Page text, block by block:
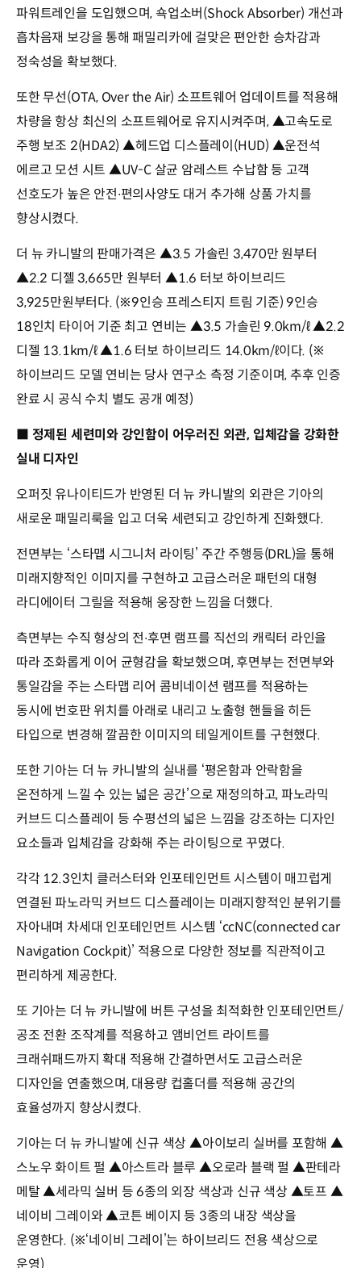
파워트레인을 도입했으며, 쇽업소버(Shock Absorber) 개선과
흡차음재 보강을 통해 패밀리카에 걸맞은 편안한 승차감과
정숙성을 확보했다.
또한 무선(OTA, Over the Air) 소프트웨어 업데이트를 적용해
차량을 항상 최신의 소프트웨어로 유지시켜주며, ▲고속도로
주행 보조 2(HDA2) ▲헤드업 디스플레이(HUD) ▲운전석
에르고 모션 시트 ▲UV-C 살균 암레스트 수납함 등 고객
선호도가 높은 안전∙편의사양도 대거 추가해 상품 가치를
향상시켰다.
더 뉴 카니발의 판매가격은 ▲3.5 가솔린 3,470만 원부터
▲2.2 디젤 3,665만 원부터 ▲1.6 터보 하이브리드
3,925만원부터다. (※9인승 프레스티지 트림 기준) 9인승
18인치 타이어 기준 최고 연비는 ▲3.5 가솔린 9.0km/ℓ ▲2.2
디젤 13.1km/ℓ ▲1.6 터보 하이브리드 14.0km/ℓ이다. (※
하이브리드 모델 연비는 당사 연구소 측정 기준이며, 추후 인증
완료 시 공식 수치 별도 공개 예정)
■ 정제된 세련미와 강인함이 어우러진 외관, 입체감을 강화한
실내 디자인
오퍼짓 유나이티드가 반영된 더 뉴 카니발의 외관은 기아의
새로운 패밀리룩을 입고 더욱 세련되고 강인하게 진화했다.
전면부는 ‘스타맵 시그니처 라이팅’ 주간 주행등(DRL)을 통해
미래지향적인 이미지를 구현하고 고급스러운 패턴의 대형
라디에이터 그릴을 적용해 웅장한 느낌을 더했다.
측면부는 수직 형상의 전∙후면 램프를 직선의 캐릭터 라인을
따라 조화롭게 이어 균형감을 확보했으며, 후면부는 전면부와
통일감을 주는 스타맵 리어 콤비네이션 램프를 적용하는
동시에 번호판 위치를 아래로 내리고 노출형 핸들을 히든
타입으로 변경해 깔끔한 이미지의 테일게이트를 구현했다.
또한 기아는 더 뉴 카니발의 실내를 ‘평온함과 안락함을
온전하게 느낄 수 있는 넓은 공간’으로 재정의하고, 파노라믹
커브드 디스플레이 등 수평선의 넓은 느낌을 강조하는 디자인
요소들과 입체감을 강화해 주는 라이팅으로 꾸몄다.
각각 12.3인치 클러스터와 인포테인먼트 시스템이 매끄럽게
연결된 파노라믹 커브드 디스플레이는 미래지향적인 분위기를
자아내며 차세대 인포테인먼트 시스템 ‘ccNC(connected car
Navigation Cockpit)’ 적용으로 다양한 정보를 직관적이고
편리하게 제공한다.
또 기아는 더 뉴 카니발에 버튼 구성을 최적화한 인포테인먼트/
공조 전환 조작계를 적용하고 앰비언트 라이트를
크래쉬패드까지 확대 적용해 간결하면서도 고급스러운
디자인을 연출했으며, 대용량 컵홀더를 적용해 공간의
효율성까지 향상시켰다.
기아는 더 뉴 카니발에 신규 색상 ▲아이보리 실버를 포함해 ▲
스노우 화이트 펄 ▲아스트라 블루 ▲오로라 블랙 펄 ▲판테라
메탈 ▲세라믹 실버 등 6종의 외장 색상과 신규 색상 ▲토프 ▲
네이비 그레이와 ▲코튼 베이지 등 3종의 내장 색상을
운영한다. (※‘네이비 그레이’는 하이브리드 전용 색상으로
운영)